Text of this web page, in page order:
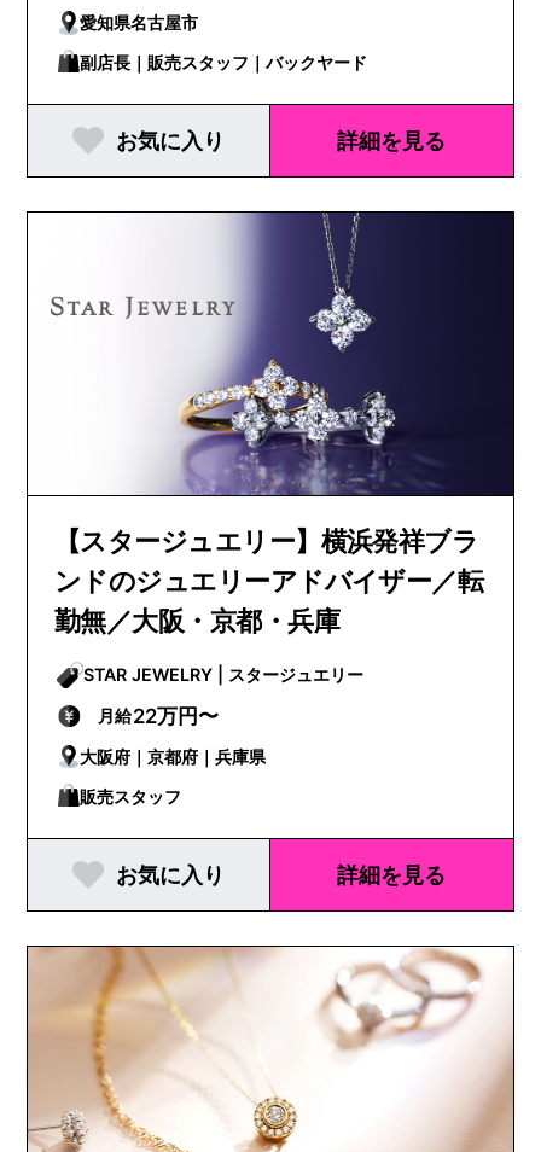
愛知県名古屋市
副店長｜販売スタッフ｜バックヤード
お気に入り 詳細を見る
【スタージュエリー】横浜発祥ブラ
ンドのジュエリーアドバイザー／転
勤無／大阪・京都・兵庫
STAR JEWELRY | スタージュエリー
月給22万円〜
大阪府｜京都府｜兵庫県
販売スタッフ
お気に入り 詳細を見る